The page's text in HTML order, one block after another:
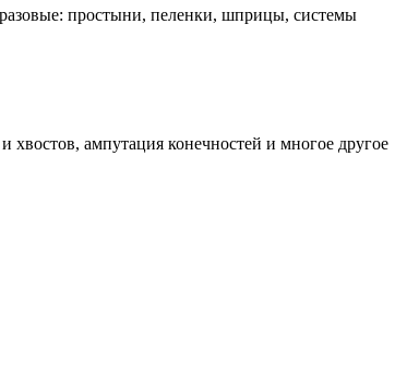
простыни, пеленки, шприцы, системы
хвостов, ампутация конечностей и многое другое